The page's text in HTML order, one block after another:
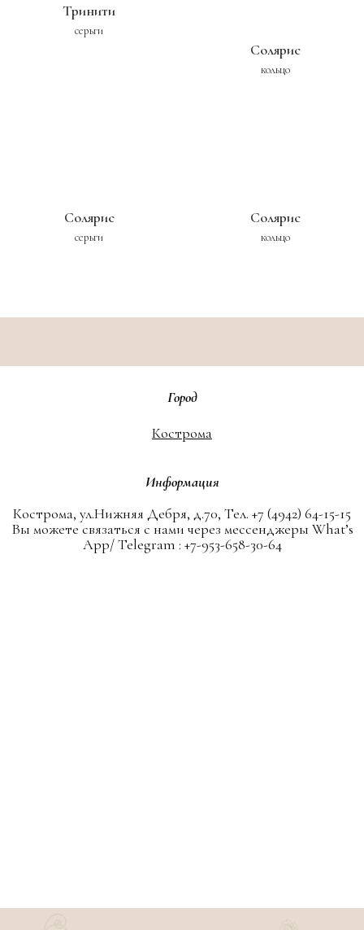
Тринити
серьги
Солярис
кольцо
Солярис
серьги
Солярис
кольцо
Город
Кострома
Информация
Кострома, ул.Нижняя Дебря, д.70, Тел. +7 (4942) 64-15-15
Вы можете связаться с нами через мессенджеры What’s
App/ Telegram : +7-953-658-30-64